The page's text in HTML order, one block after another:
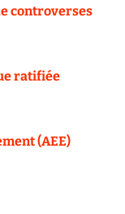
controverses
ratifiée
(AEE)